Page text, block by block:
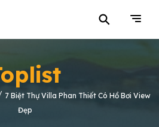
⚲
7 Biệt Thự Villa Phan Thiết Có Hồ Bơi View
Đẹp